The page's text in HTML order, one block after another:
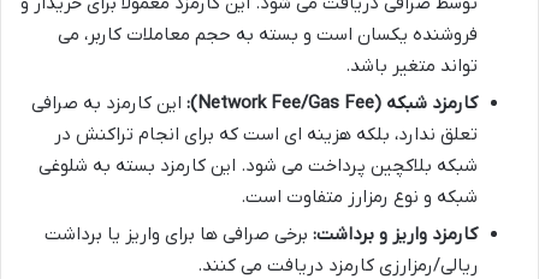
فروشنده یکسان است و بسته به حجم معاملات کاربر، می
تواند متغیر باشد.
کارمزد شبکه (Network Fee/Gas Fee):
این کارمزد به صرافی
تعلق ندارد، بلکه هزینه ای است که برای انجام تراکنش در
شبکه بلاکچین پرداخت می شود. این کارمزد بسته به شلوغی
شبکه و نوع رمزارز متفاوت است.
کارمزد واریز و برداشت: برخی صرافی ها برای واریز یا برداشت
ریالی/رمزارزی کارمزد دریافت می کنند.